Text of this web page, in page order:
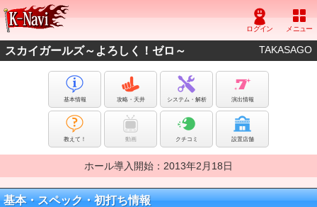
スカイガールズ～よろしく！ゼロ～ TAKASAGO
基本情報 攻略・天井 システム・解析 演出情報
教えて！ 動画 クチコミ 設置店舗
ホール導入開始：2013年2月18日
基本・スペック・初打ち情報